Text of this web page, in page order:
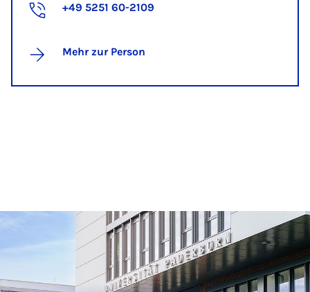
+49 5251 60-2109
Mehr zur Person